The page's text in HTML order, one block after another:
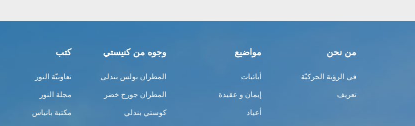
من نحن
في الرؤية الحركيّة
تعريف
مواضيع
أبائيات
إيمان و عقيدة
أعياد
وجوه من كنيستي
المطران بولس بندلي
المطران جورج خضر
كوستي بندلي
كتب
تعاونيّة النور
مجلة النور
مكتبة بانياس